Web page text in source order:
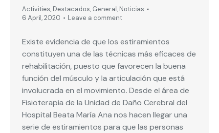
Activities, Destacados, General, Noticias
6 April, 2020
Leave a comment
Existe evidencia de que los estiramientos
constituyen una de las técnicas más eficaces de
rehabilitación, puesto que favorecen la buena
función del músculo y la articulación que está
involucrada en el movimiento. Desde el área de
Fisioterapia de la Unidad de Daño Cerebral del
Hospital Beata María Ana nos hacen llegar una
serie de estiramientos para que las personas